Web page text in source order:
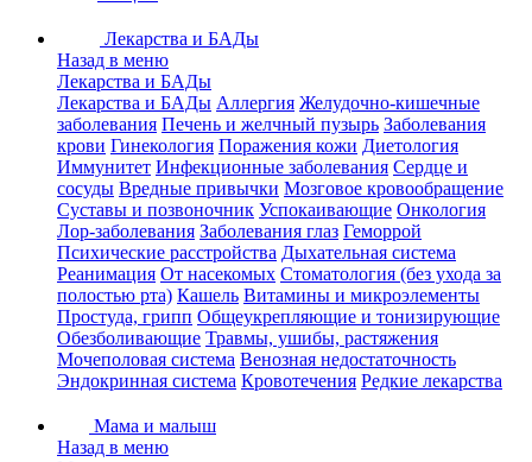
Лекарства и БАДы
Назад в меню
Лекарства и БАДы
Лекарства и БАДы Аллергия Желудочно-кишечные
заболевания Печень и желчный пузырь Заболевания
крови Гинекология Поражения кожи Диетология
Иммунитет Инфекционные заболевания Сердце и
сосуды Вредные привычки Мозговое кровообращение
Суставы и позвоночник Успокаивающие Онкология
Лор-заболевания Заболевания глаз Геморрой
Психические расстройства Дыхательная система
Реанимация От насекомых Стоматология (без ухода за
полостью рта) Кашель Витамины и микроэлементы
Простуда, грипп Общеукрепляющие и тонизирующие
Обезболивающие Травмы, ушибы, растяжения
Мочеполовая система Венозная недостаточность
Эндокринная система Кровотечения Редкие лекарства
Мама и малыш
Назад в меню